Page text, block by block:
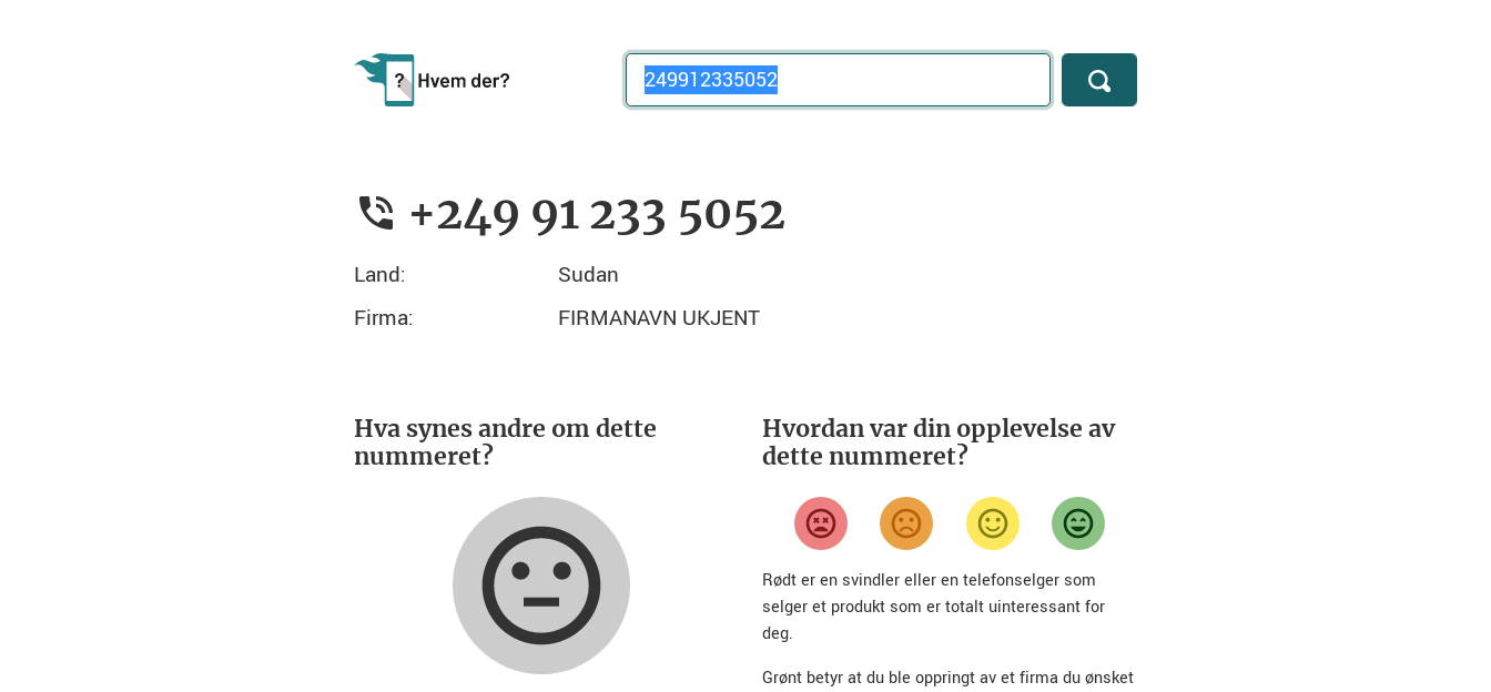
Telefonnummer
+249 91 233 5052
Land:
Sudan
Firma:
FIRMANAVN UKJENT
Hva synes andre om dette
nummeret?
Hvordan var din opplevelse av
dette nummeret?
Rødt er en svindler eller en telefonselger som
selger et produkt som er totalt uinteressant for
deg.
Grønt betyr at du ble oppringt av et firma du ønsket